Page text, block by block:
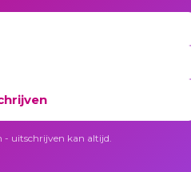
- uitschrijven kan altijd.